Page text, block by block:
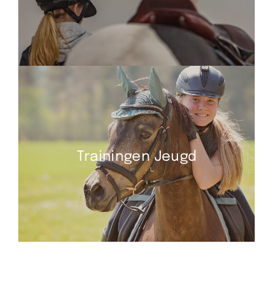
Trainingen Jeugd